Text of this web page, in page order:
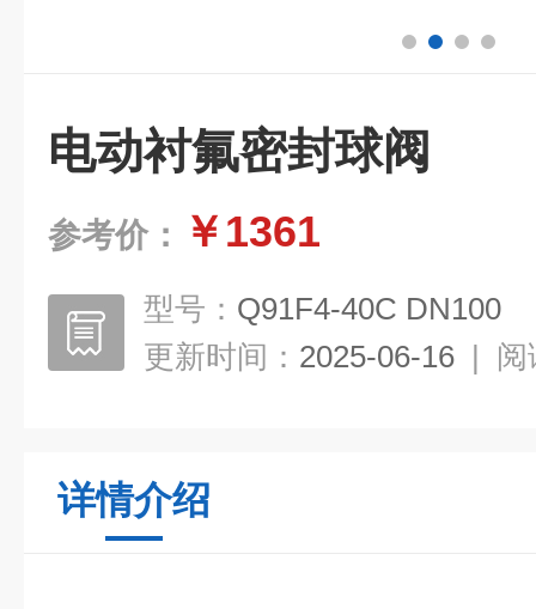
电动衬氟密封球阀
参考价： ￥1361
型号： Q91F4-40C DN100
更新时间： 2025-06-16 | 阅
详情介绍